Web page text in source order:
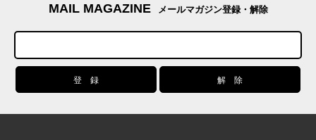
MAIL MAGAZINE メールマガジン登録・解除